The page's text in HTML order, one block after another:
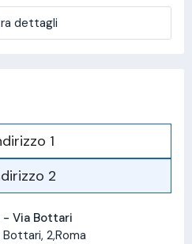
dettagli
1
2
Via Bottari
2,Roma